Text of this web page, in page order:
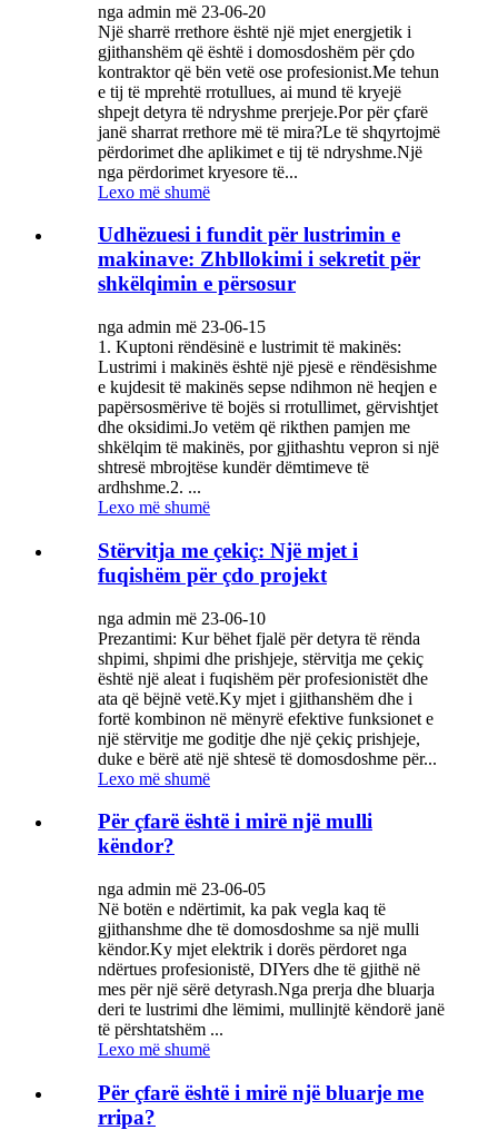
nga admin më 23-06-20
Një sharrë rrethore është një mjet energjetik i
gjithanshëm që është i domosdoshëm për çdo
kontraktor që bën vetë ose profesionist.Me tehun
e tij të mprehtë rrotullues, ai mund të kryejë
shpejt detyra të ndryshme prerjeje.Por për çfarë
janë sharrat rrethore më të mira?Le të shqyrtojmë
përdorimet dhe aplikimet e tij të ndryshme.Një
nga përdorimet kryesore të...
Lexo më shumë
Udhëzuesi i fundit për lustrimin e
makinave: Zhbllokimi i sekretit për
shkëlqimin e përsosur
nga admin më 23-06-15
1. Kuptoni rëndësinë e lustrimit të makinës:
Lustrimi i makinës është një pjesë e rëndësishme
e kujdesit të makinës sepse ndihmon në heqjen e
papërsosmërive të bojës si rrotullimet, gërvishtjet
dhe oksidimi.Jo vetëm që rikthen pamjen me
shkëlqim të makinës, por gjithashtu vepron si një
shtresë mbrojtëse kundër dëmtimeve të
ardhshme.2. ...
Lexo më shumë
Stërvitja me çekiç: Një mjet i
fuqishëm për çdo projekt
nga admin më 23-06-10
Prezantimi: Kur bëhet fjalë për detyra të rënda
shpimi, shpimi dhe prishjeje, stërvitja me çekiç
është një aleat i fuqishëm për profesionistët dhe
ata që bëjnë vetë.Ky mjet i gjithanshëm dhe i
fortë kombinon në mënyrë efektive funksionet e
një stërvitje me goditje dhe një çekiç prishjeje,
duke e bërë atë një shtesë të domosdoshme për...
Lexo më shumë
Për çfarë është i mirë një mulli
këndor?
nga admin më 23-06-05
Në botën e ndërtimit, ka pak vegla kaq të
gjithanshme dhe të domosdoshme sa një mulli
këndor.Ky mjet elektrik i dorës përdoret nga
ndërtues profesionistë, DIYers dhe të gjithë në
mes për një sërë detyrash.Nga prerja dhe bluarja
deri te lustrimi dhe lëmimi, mullinjtë këndorë janë
të përshtatshëm ...
Lexo më shumë
Për çfarë është i mirë një bluarje me
rripa?